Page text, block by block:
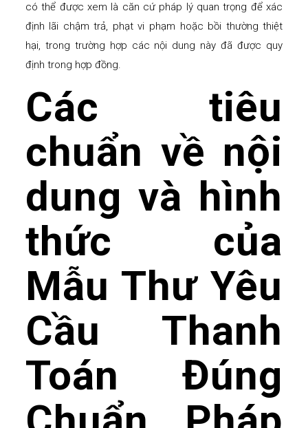
có thể được xem là căn cứ pháp lý quan trọng để xác
định lãi chậm trả, phạt vi phạm hoặc bồi thường thiệt
hại, trong trường hợp các nội dung này đã được quy
định trong hợp đồng.
Các tiêu
chuẩn về nội
dung và hình
thức của
Mẫu Thư Yêu
Cầu Thanh
Toán Đúng